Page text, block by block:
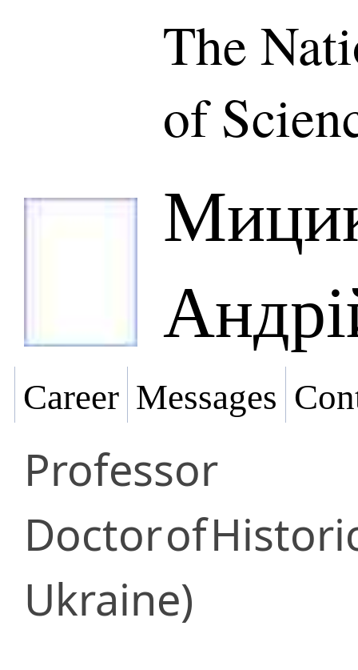
The
of
Career Messages
Professor
Doctorof
Ukraine)